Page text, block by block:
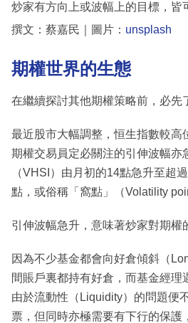
炒家有方向上或波幅上的目標，皆
撰文：蔡嘉民｜圖片： unsplash
期權世界的生態
在繼續探討其他期權策略前，必先
最近股市大幅調整，恒生指數較高
期權交易員定必關注的引伸波幅亦
（VHSI）由月初的14點急升至超
點，或俗稱「窩點」（Volatility
引伸波幅急升，意味著炒家對期權
因為不少基金都會向好倉傾斜（
間賬戶裏都持有好倉，而基金經理
由於流動性（Liquidity）的問題便
票，但同時亦極需要有下行的保護